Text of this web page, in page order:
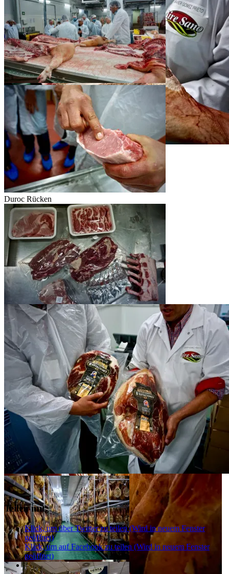
Im Schinkenhimmel
Duroc Rücken
Teilen mit:
Klick, um über Twitter zu teilen (Wird in neuem Fenster
geöffnet)
Klick, um auf Facebook zu teilen (Wird in neuem Fenster
geöffnet)